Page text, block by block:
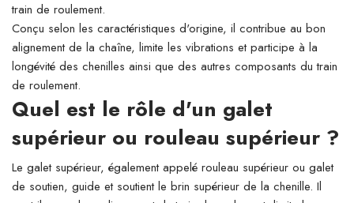
train de roulement.
Conçu selon les caractéristiques d'origine, il contribue au bon
alignement de la chaîne, limite les vibrations et participe à la
longévité des chenilles ainsi que des autres composants du train
de roulement.
Quel est le rôle d'un galet
supérieur ou rouleau supérieur ?
Le galet supérieur, également appelé rouleau supérieur ou galet
de soutien, guide et soutient le brin supérieur de la chenille. Il